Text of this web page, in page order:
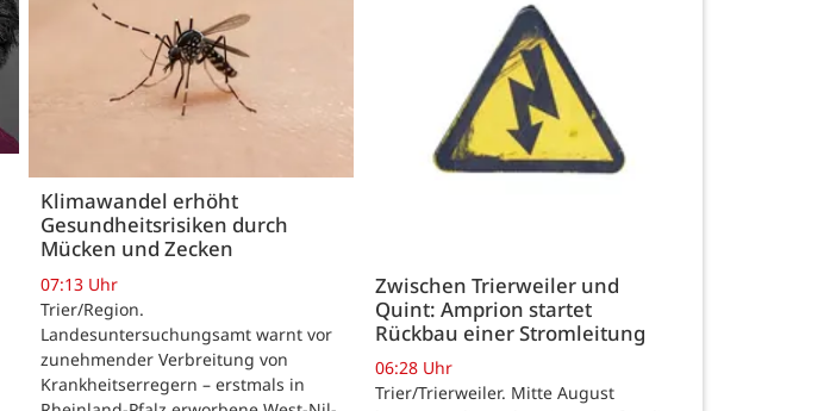
Klimawandel erhöht
Gesundheitsrisiken durch
Mücken und Zecken
07:13 Uhr
Trier/Region.
Landesuntersuchungsamt warnt vor
zunehmender Verbreitung von
Krankheitserregern – erstmals in
Zwischen Trierweiler und
Quint: Amprion startet
Rückbau einer Stromleitung
06:28 Uhr
Trier/Trierweiler. Mitte August